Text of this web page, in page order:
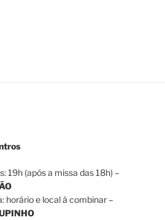
19h (após a missa das 18h) –
horário e local à combinar –